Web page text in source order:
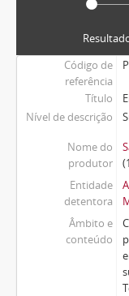
Código de
referência
Título
Nível de descrição
Nome do
produtor
Entidade
detentora
Âmbito e
conteúdo